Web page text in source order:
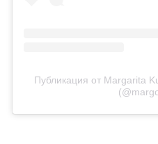
Публикация от Margarita